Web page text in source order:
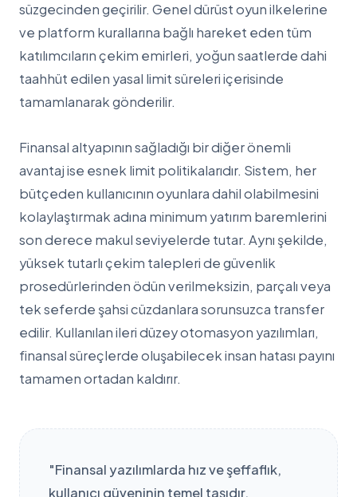
süzgecinden geçirilir. Genel dürüst oyun ilkelerine
ve platform kurallarına bağlı hareket eden tüm
katılımcıların çekim emirleri, yoğun saatlerde dahi
taahhüt edilen yasal limit süreleri içerisinde
tamamlanarak gönderilir.
Finansal altyapının sağladığı bir diğer önemli
avantaj ise esnek limit politikalarıdır. Sistem, her
bütçeden kullanıcının oyunlara dahil olabilmesini
kolaylaştırmak adına minimum yatırım baremlerini
son derece makul seviyelerde tutar. Aynı şekilde,
yüksek tutarlı çekim talepleri de güvenlik
prosedürlerinden ödün verilmeksizin, parçalı veya
tek seferde şahsi cüzdanlara sorunsuzca transfer
edilir. Kullanılan ileri düzey otomasyon yazılımları,
finansal süreçlerde oluşabilecek insan hatası payını
tamamen ortadan kaldırır.
"Finansal yazılımlarda hız ve şeffaflık,
kullanıcı güveninin temel taşıdır.